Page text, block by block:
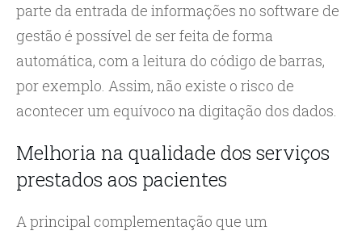
parte da entrada de informações no software de
gestão é possível de ser feita de forma
automática, com a leitura do código de barras,
por exemplo. Assim, não existe o risco de
acontecer um equívoco na digitação dos dados.
Melhoria na qualidade dos serviços
prestados aos pacientes
A principal complementação que um